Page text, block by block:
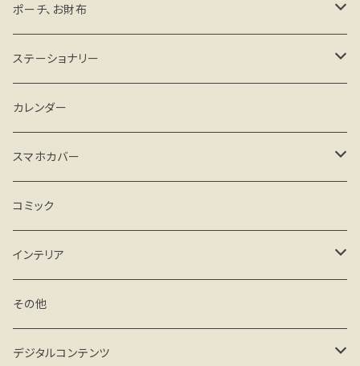
その他
ポーチ、お財布
がま口タイプ
ファスナータイプ
その他
ステーショナリー
手帳、スケジュール帳
カード、レターセット
メモ、一筆箋
シール
マグネット
その他
カレンダー
スマホカバー
iPhone
クリアケース
ハードケース(マット)
Android
クリアケース
ハードケース(マット)
コミック
インテリア
フィギュア
miniフレーム
その他
デジタルコンテンツ